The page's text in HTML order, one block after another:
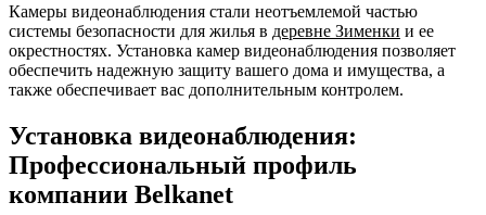
Камеры видеонаблюдения стали неотъемлемой частью
системы безопасности для жилья в деревне Зименки и ее
окрестностях. Установка камер видеонаблюдения позволяет
обеспечить надежную защиту вашего дома и имущества, а
также обеспечивает вас дополнительным контролем.
Установка видеонаблюдения:
Профессиональный профиль
компании Belkanet